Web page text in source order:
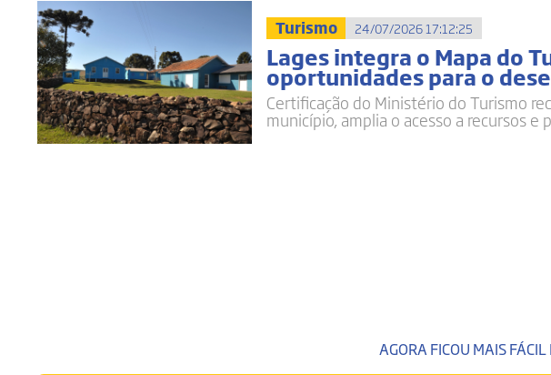
Turismo 24/07/2026 17:12:25
Lages integra o Mapa do
oportunidades para o
Certificação do Ministério do Turismo
município, amplia o acesso a recursos
AGORA FICOU MAIS